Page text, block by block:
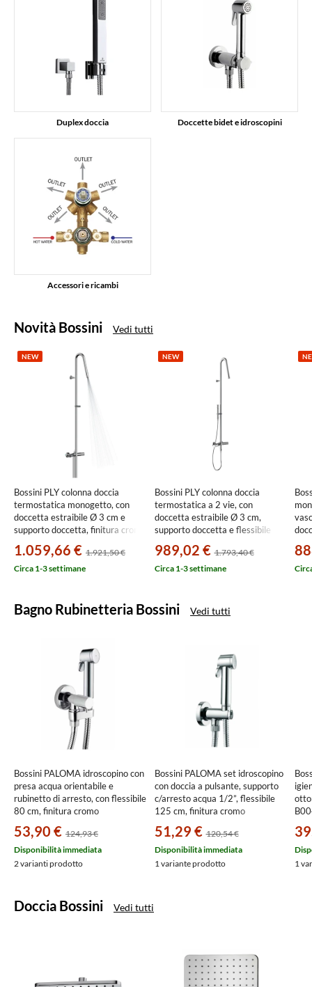
Duplex doccia Doccette bidet e idroscopini
Accessori e ricambi
Novità Bossini Vedi tutti
NEW
Bossini PLY colonna doccia
termostatica monogetto, con
doccetta estraibile Ø 3 cm e
supporto doccetta, finitura cromo
1.059,66 € 1.921,50 €
Circa 1-3 settimane
NEW
Bossini PLY colonna doccia
termostatica a 2 vie, con
doccetta estraibile Ø 3 cm,
supporto doccetta e flessibile
L90005000030008
989,02 € 1.793,40 €
Circa 1-3 settimane
Bagno Rubinetteria Bossini Vedi tutti
Bossini PALOMA idroscopino con
presa acqua orientabile e
rubinetto di arresto, con flessibile
80 cm, finitura cromo
53,90 € 124,93 €
Disponibilità immediata
2 varianti prodotto
Bossini PALOMA set idroscopino
con doccia a pulsante, supporto
c/arresto acqua 1/2”, flessibile
125 cm, finitura cromo
51,29 € 120,54 €
Disponibilità immediata
1 variante prodotto
1
Doccia Bossini Vedi tutti